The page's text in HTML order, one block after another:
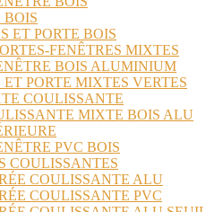
BOIS
ET PORTE BOIS
FENÊTRES MIXTES
BOIS ALUMINIUM
ET PORTE MIXTES VERTES
COULISSANTE
MIXTE BOIS ALU
PVC BOIS
COULISSANTES
COULISSANTE ALU
COULISSANTE PVC